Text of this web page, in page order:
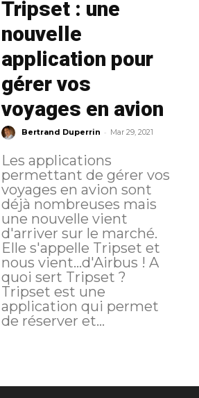
Tripset : une
nouvelle
application pour
gérer vos
voyages en avion
Bertrand Duperrin - Mar 29, 2021
Les applications
permettant de gérer vos
voyages en avion sont
déjà nombreuses mais
une nouvelle vient
d'arriver sur le marché.
Elle s'appelle Tripset et
nous vient...d'Airbus ! A
quoi sert Tripset ?
Tripset est une
application qui permet
de réserver et...